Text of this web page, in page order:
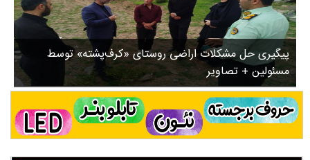
پیگیری حل مشکلات اراضی روستای «کرف‌پشته» توسط
مسئولین + تصاویر
س
ت
ش
د
.